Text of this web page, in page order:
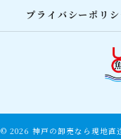
プライバシーポリシ
© 2026 神戸の卸売なら現地